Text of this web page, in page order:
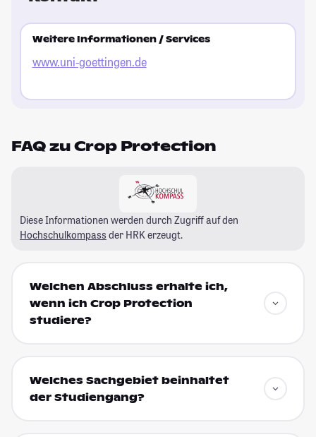
Weitere Informationen / Services
www.uni-goettingen.de
FAQ zu Crop Protection
Diese Informationen werden durch Zugriff auf den
Hochschulkompass der HRK erzeugt.
Welchen Abschluss erhalte ich,
wenn ich Crop Protection
studiere?
Welches Sachgebiet beinhaltet
der Studiengang?